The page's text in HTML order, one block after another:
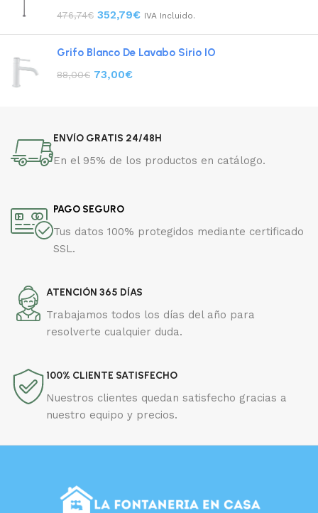
476,74€ 352,79€ IVA Incluido.
Grifo Blanco De Lavabo Sirio IO
88,00€ 73,00€
ENVÍO GRATIS 24/48H
En el 95% de los productos en catálogo.
PAGO SEGURO
Tus datos 100% protegidos mediante certificado
SSL.
ATENCIÓN 365 DÍAS
Trabajamos todos los días del año para
resolverte cualquier duda.
100% CLIENTE SATISFECHO
Nuestros clientes quedan satisfecho gracias a
nuestro equipo y precios.